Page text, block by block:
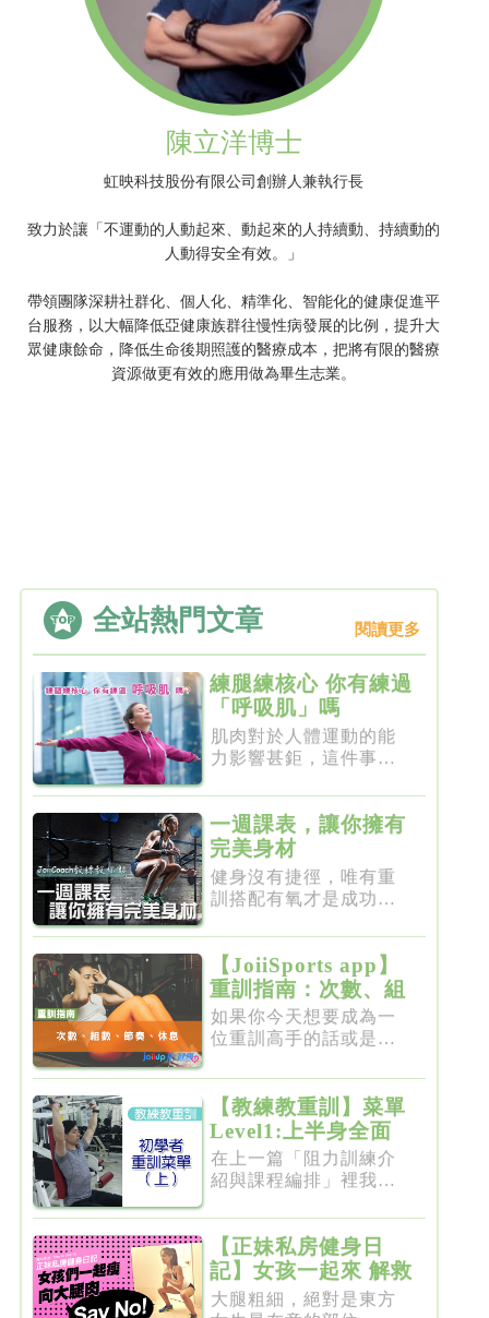
陳立洋博士
虹映科技股份有限公司創辦人兼執行長
致力於讓「不運動的人動起來、動起來的人持續動、持續動的
人動得安全有效。」
帶領團隊深耕社群化、個人化、精準化、智能化的健康促進平
台服務，以大幅降低亞健康族群往慢性病發展的比例，提升大
眾健康餘命，降低生命後期照護的醫療成本，把將有限的醫療
資源做更有效的應用做為畢生志業。
全站熱門文章 閱讀更多
練腿練核心 你有練過
「呼吸肌」嗎
肌肉對於人體運動的能
力影響甚鉅，這件事一
一週課表，讓你擁有
完美身材
健身沒有捷徑，唯有重
訓搭配有氧才是成功的
【JoiiSports app】
重訓指南：次數、組
數、節奏、休息
如果你今天想要成為一
位重訓高手的話或是想
【教練教重訓】菜單
Level1:上半身全面
增肌雕塑
在上一篇「阻力訓練介
紹與課程編排」裡我們
【正妹私房健身日
記】女孩一起來 解救
粗大腿
大腿粗細，絕對是東方